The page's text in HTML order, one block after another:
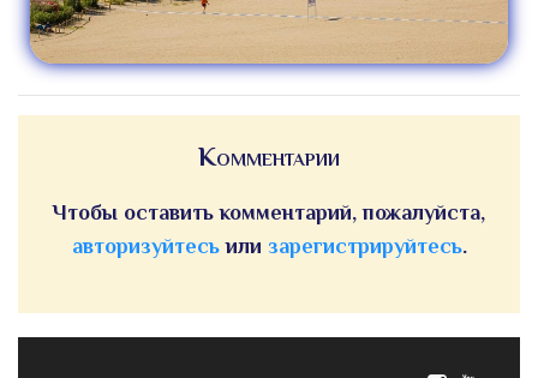
Комментарии
Чтобы оставить комментарий, пожалуйста,
авторизуйтесьили зарегистрируйтесь.